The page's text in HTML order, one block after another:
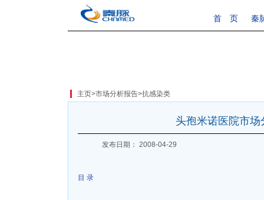
首 页 秦
主页>市场分析报告>抗感染类
头孢米诺医院市场
发布日期： 2008-04-29
目 录